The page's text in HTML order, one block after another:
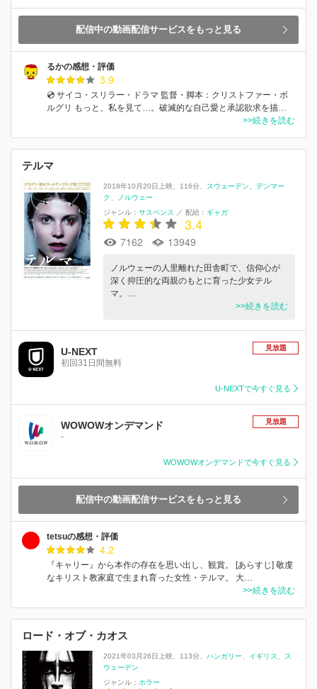
配信中の動画配信サービスをもっと見る
るかの感想・評価
3.9
💿 サイコ・スリラー・ドラマ 監督・脚本：クリストファー・ボ
ルグリ もっと、私を見て…。破滅的な自己愛と承認欲求を描…
>>続きを読む
テルマ
2018年10月20日上映 116分 スウェーデン
デンマー
ク
ノルウェー
ジャンル： サスペンス ／ 配給： ギャガ
3.4
7162 13949
ノルウェーの人里離れた田舎町で、信仰心が
深く抑圧的な両親のもとに育った少女テル
マ。…
>>続きを読む
U-NEXT
初回31日間無料
見放題
U-NEXTで今すぐ見る
WOWOWオンデマンド
-
見放題
WOWOWオンデマンドで今すぐ見る
配信中の動画配信サービスをもっと見る
tetsuの感想・評価
4.2
『キャリー』から本作の存在を思い出し、観賞。 [あらすじ] 敬虔
なキリスト教家庭で生まれ育った女性・テルマ。 大…
>>続きを読む
ロード・オブ・カオス
2021年03月26日上映 113分 ハンガリー イギリス
ス
ウェーデン
ジャンル： ホラー